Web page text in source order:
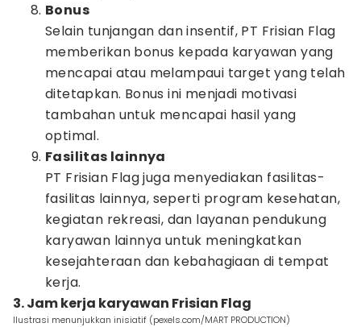
Bonus
Selain tunjangan dan insentif, PT Frisian Flag
memberikan bonus kepada karyawan yang
mencapai atau melampaui target yang telah
ditetapkan. Bonus ini menjadi motivasi
tambahan untuk mencapai hasil yang
optimal.
Fasilitas lainnya
PT Frisian Flag juga menyediakan fasilitas-
fasilitas lainnya, seperti program kesehatan,
kegiatan rekreasi, dan layanan pendukung
karyawan lainnya untuk meningkatkan
kesejahteraan dan kebahagiaan di tempat
kerja.
3. Jam kerja karyawan Frisian Flag
Ilustrasi menunjukkan inisiatif (pexels.com/MART PRODUCTION)